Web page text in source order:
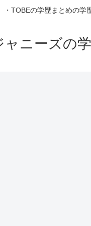
TOBEの学歴まとめの学
ャニーズの